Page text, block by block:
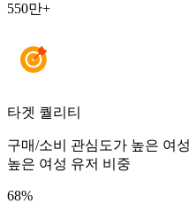
550만+
타겟 퀄리티
구매/소비 관심도가 높은 여
높은 여성 유저 비중
68%